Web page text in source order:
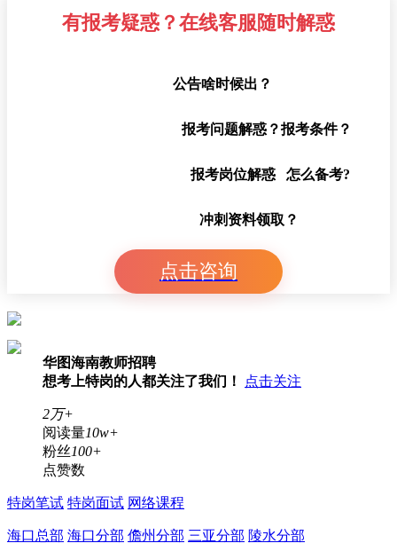
有报考疑惑？在线客服随时解惑
公告啥时候出？
报考问题解惑？报考条件？
报考岗位解惑 怎么备考?
冲刺资料领取？
点击咨询
华图海南教师招聘
想考上特岗的人都关注了我们！
点击关注
2万+
阅读量10w+
粉丝100+
点赞数
特岗笔试 特岗面试 网络课程
海口总部 海口分部 儋州分部 三亚分部 陵水分部